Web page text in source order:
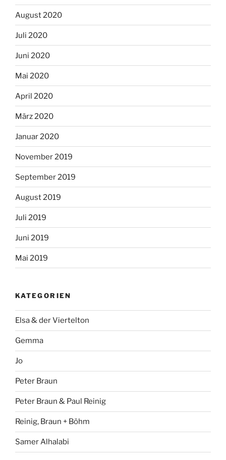
August 2020
Juli 2020
Juni 2020
Mai 2020
April 2020
März 2020
Januar 2020
November 2019
September 2019
August 2019
Juli 2019
Juni 2019
Mai 2019
KATEGORIEN
Elsa & der Viertelton
Gemma
Jo
Peter Braun
Peter Braun & Paul Reinig
Reinig, Braun + Böhm
Samer Alhalabi